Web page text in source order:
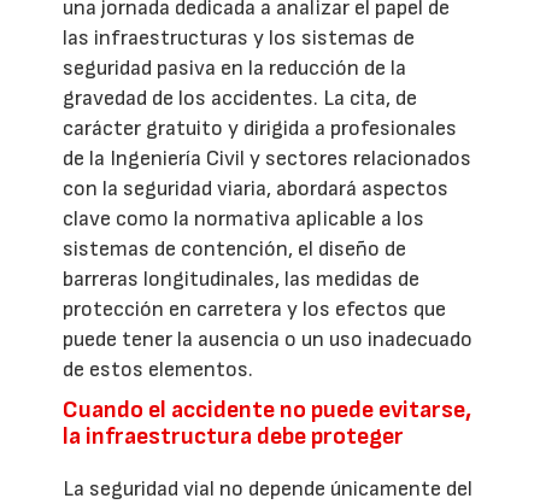
una jornada dedicada a analizar el papel de
las infraestructuras y los sistemas de
seguridad pasiva en la reducción de la
gravedad de los accidentes. La cita, de
carácter gratuito y dirigida a profesionales
de la Ingeniería Civil y sectores relacionados
con la seguridad viaria, abordará aspectos
clave como la normativa aplicable a los
sistemas de contención, el diseño de
barreras longitudinales, las medidas de
protección en carretera y los efectos que
puede tener la ausencia o un uso inadecuado
de estos elementos.
Cuando el accidente no puede evitarse,
la infraestructura debe proteger
La seguridad vial no depende únicamente del